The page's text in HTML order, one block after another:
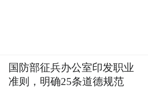
国防部征兵办公室印发职业
准则，明确25条道德规范